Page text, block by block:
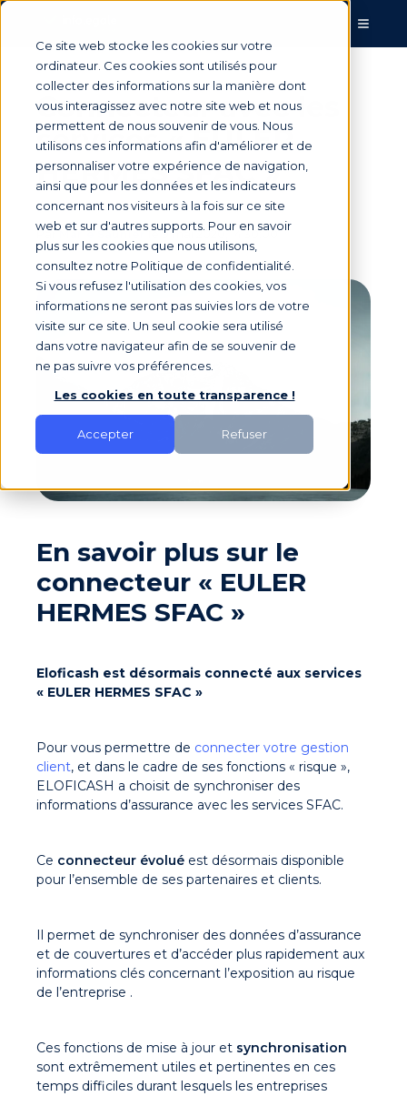
Ce site web stocke les cookies sur votre
ordinateur. Ces cookies sont utilisés pour
collecter des informations sur la manière dont
vous interagissez avec notre site web et nous
permettent de nous souvenir de vous. Nous
utilisons ces informations afin d'améliorer et de
personnaliser votre expérience de navigation,
ainsi que pour les données et les indicateurs
concernant nos visiteurs à la fois sur ce site
web et sur d'autres supports. Pour en savoir
plus sur les cookies que nous utilisons,
consultez notre Politique de confidentialité.
Si vous refusez l'utilisation des cookies, vos
informations ne seront pas suivies lors de votre
visite sur ce site. Un seul cookie sera utilisé
dans votre navigateur afin de se souvenir de
ne pas suivre vos préférences.
Les cookies en toute transparence !
Accepter Refuser
Connecteur avec les
services « EULER
HERMES SFAC »
ParMarie Saunierle 9 mai 2020, 14:30:00
En savoir plus sur le
connecteur « EULER
HERMES SFAC »
Eloficash est désormais connecté aux services
« EULER HERMES SFAC »
Pour vous permettre de connecter votre gestion
client, et dans le cadre de ses fonctions « risque »,
ELOFICASH a choisit de synchroniser des
informations d’assurance avec les services SFAC.
Ce connecteur évolué est désormais disponible
pour l’ensemble de ses partenaires et clients.
Il permet de synchroniser des données d’assurance
et de couvertures et d’accéder plus rapidement aux
informations clés concernant l’exposition au risque
de l’entreprise .
Ces fonctions de mise à jour et synchronisation
sont extrêmement utiles et pertinentes en ces
temps difficiles durant lesquels les entreprises